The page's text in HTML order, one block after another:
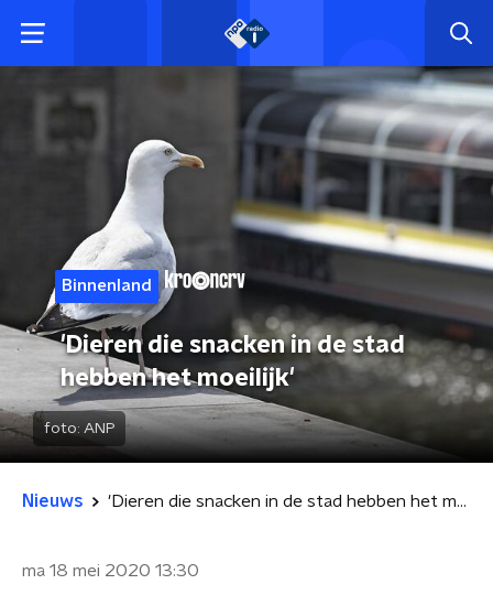
Binnenland
'Dieren die snacken in de stad
hebben het moeilijk'
foto: ANP
Nieuws 'Dieren die snacken in de stad hebben het moeilijk'
ma 18 mei 2020 13:30